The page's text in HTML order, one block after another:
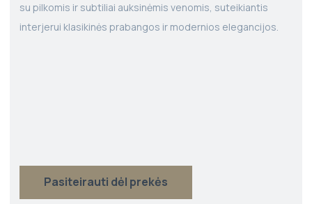
su pilkomis ir subtiliai auksinėmis venomis, suteikiantis
interjerui klasikinės prabangos ir modernios elegancijos.
Pasiteirauti dėl prekės